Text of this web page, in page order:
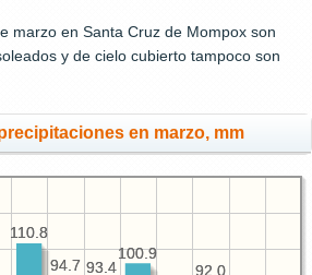
marzo en Santa Cruz de Mompox son
y de cielo cubierto tampoco son
en marzo, mm
92.0
100.9
93.4
94.7
110.8
92.0
100.9
93.4
94.7
110.8